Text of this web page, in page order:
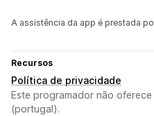
A assistência da app é prestada
Recursos
Política de privacidade
Este programador não
(portugal).